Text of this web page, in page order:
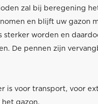
zal bij beregening
en blijft uw gazon
worden en
De pennen zijn
is voor transport, voor
gazon.